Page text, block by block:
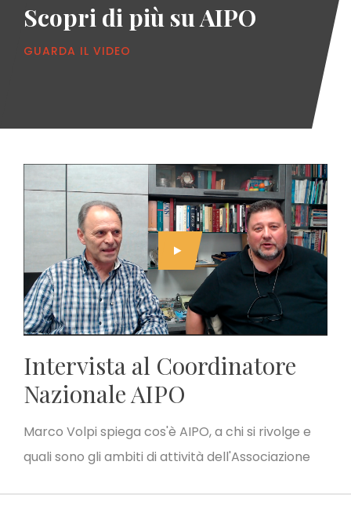
Scopri di più su AIPO
GUARDA IL VIDEO
Intervista al Coordinatore
Nazionale AIPO
Marco Volpi spiega cos'è AIPO, a chi si rivolge e
quali sono gli ambiti di attività dell'Associazione